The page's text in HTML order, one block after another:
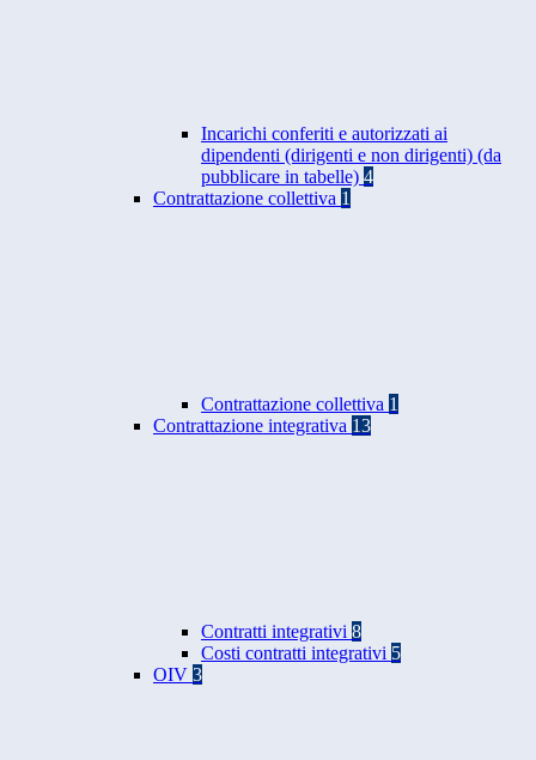
Incarichi conferiti e autorizzati ai
dipendenti (dirigenti e non dirigenti) (da
pubblicare in tabelle) 4
Contrattazione collettiva 1
Contrattazione collettiva 1
Contrattazione integrativa 13
Contratti integrativi 8
Costi contratti integrativi 5
OIV 3